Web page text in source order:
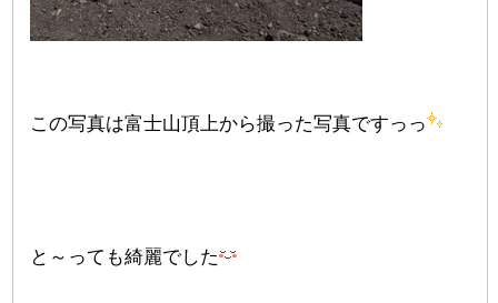
この写真は富士山頂上から撮った写真ですっっ
と～っても綺麗でした